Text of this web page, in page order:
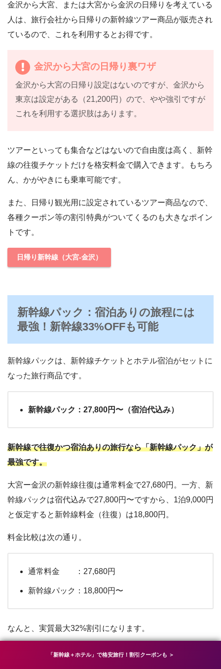
金沢から大宮、または大宮から金沢の日帰りを考えている
人は、旅行会社から日帰りの新幹線ツアー商品が販売され
ているので、これを利用するとお得です。
金沢から大宮の日帰り裏ワザ
金沢から大宮の日帰り設定はないのですが、金沢から
東京は設定がある（21,200円）ので、やや強引ですが
これを利用する選択肢はあります。
ツアーといっても集合などはないので自由度は高く、新幹
線の往復チケットだけを格安料金で購入できます。もちろ
ん、かがやきにも乗車可能です。
また、日帰り観光用に設定されているツアー商品なので、
各種クーポン等の割引特典がついてくるのも大きなポイン
トです。
日帰り新幹線（大宮-金沢）
新幹線パック：宿泊ありの旅程には
最強！新幹線33%OFFも可能
新幹線パックは、新幹線チケットとホテル宿泊がセットに
なった旅行商品です。
新幹線パック：27,800円〜（宿泊代込み）
新幹線で往復かつ宿泊ありの旅行なら「新幹線パック」が
最強です。
大宮ー金沢の新幹線往復は通常料金で27,680円。一方、新
幹線パックは宿代込みで27,800円〜ですから、1泊9,000円
と仮定すると新幹線料金（往復）は18,800円。
料金比較は次の通り。
通常料金 ：27,680円
新幹線パック：18,800円〜
なんと、実質最大32%割引になります。
比較にならないくらい安いので、新幹線往復＋宿泊の旅程
「新幹線＋ホテル」で格安旅行！割引クーポンも ＞